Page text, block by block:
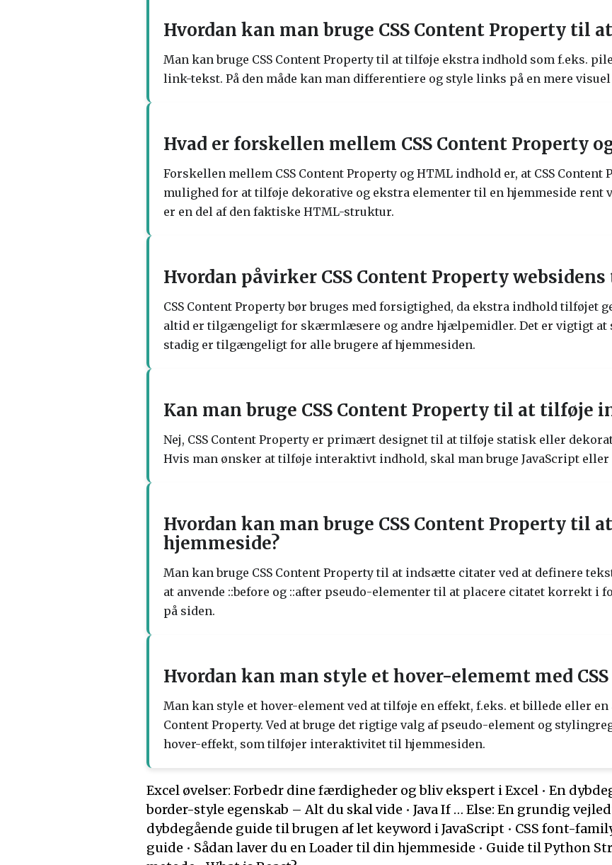
Hvordan kan man bruge CSS Content Property til
Man kan bruge CSS Content Property til at tilføje ekstra indhold som f.eks.
link-tekst. På den måde kan man differentiere og style links på en mere
Hvad er forskellen mellem CSS Content Property
Forskellen mellem CSS Content Property og HTML indhold er, at CSS
mulighed for at tilføje dekorative og ekstra elementer til en hjemmeside rent
er en del af den faktiske HTML-struktur.
Hvordan påvirker CSS Content Property
CSS Content Property bør bruges med forsigtighed, da ekstra indhold tilføjet
altid er tilgængeligt for skærmlæsere og andre hjælpemidler. Det er vigtigt at
stadig er tilgængeligt for alle brugere af hjemmesiden.
Kan man bruge CSS Content Property til at tilføje
Nej, CSS Content Property er primært designet til at tilføje statisk eller
Hvis man ønsker at tilføje interaktivt indhold, skal man bruge JavaScript
Hvordan kan man bruge CSS Content Property til
hjemmeside?
Man kan bruge CSS Content Property til at indsætte citater ved at definere
at anvende ::before og ::after pseudo-elementer til at placere citatet korrekt
på siden.
Hvordan kan man style et hover-elememt med
Man kan style et hover-element ved at tilføje en effekt, f.eks. et billede eller en
Content Property. Ved at bruge det rigtige valg af pseudo-element og
hover-effekt, som tilføjer interaktivitet til hjemmesiden.
Excel øvelser: Forbedr dine færdigheder og bliv ekspert i Excel • En
border-style egenskab – Alt du skal vide • Java If … Else: En grundig
dybdegående guide til brugen af let keyword i JavaScript • CSS font-
guide • Sådan laver du en Loader til din hjemmeside • Guide til Python